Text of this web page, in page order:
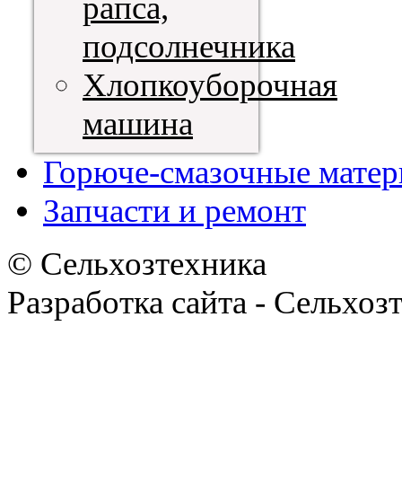
подсолнечника
Хлопкоуборочная
машина
Горюче-смазочные
Запчасти и ремонт
© Сельхозтехника
Разработка сайта -